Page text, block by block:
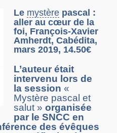
Le mystère pascal :
aller au cœur de la
foi, François-Xavier
Amherdt, Cabédita,
mars 2019, 14.50€
L’auteur était
intervenu lors de
la session «
Mystère pascal et
salut » organisée
par le SNCC en
des évêques